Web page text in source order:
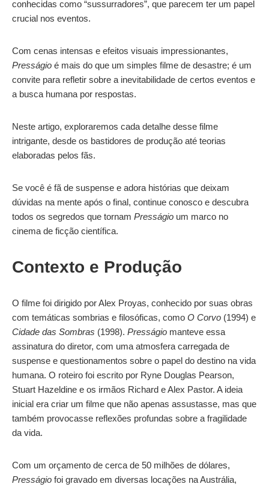
conhecidas como “sussurradores”, que parecem ter um papel
crucial nos eventos.
Com cenas intensas e efeitos visuais impressionantes,
Presságio é mais do que um simples filme de desastre; é um
convite para refletir sobre a inevitabilidade de certos eventos e
a busca humana por respostas.
Neste artigo, exploraremos cada detalhe desse filme
intrigante, desde os bastidores de produção até teorias
elaboradas pelos fãs.
Se você é fã de suspense e adora histórias que deixam
dúvidas na mente após o final, continue conosco e descubra
todos os segredos que tornam Presságio um marco no
cinema de ficção científica.
Contexto e Produção
O filme foi dirigido por Alex Proyas, conhecido por suas obras
com temáticas sombrias e filosóficas, como O Corvo (1994) e
Cidade das Sombras (1998). Presságio manteve essa
assinatura do diretor, com uma atmosfera carregada de
suspense e questionamentos sobre o papel do destino na vida
humana. O roteiro foi escrito por Ryne Douglas Pearson,
Stuart Hazeldine e os irmãos Richard e Alex Pastor. A ideia
inicial era criar um filme que não apenas assustasse, mas que
também provocasse reflexões profundas sobre a fragilidade
da vida.
Com um orçamento de cerca de 50 milhões de dólares,
Presságio foi gravado em diversas locações na Austrália,